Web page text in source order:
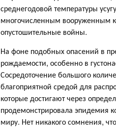
среднегодовой температуры
многочисленным вооруженным
опустошительные войны.
На фоне подобных опасений в
рождаемости, особенно в
Сосредоточение большого
благоприятной средой для
которые достигают через
продемонстрировала эпидемия
миру. Нет никакого сомнения,